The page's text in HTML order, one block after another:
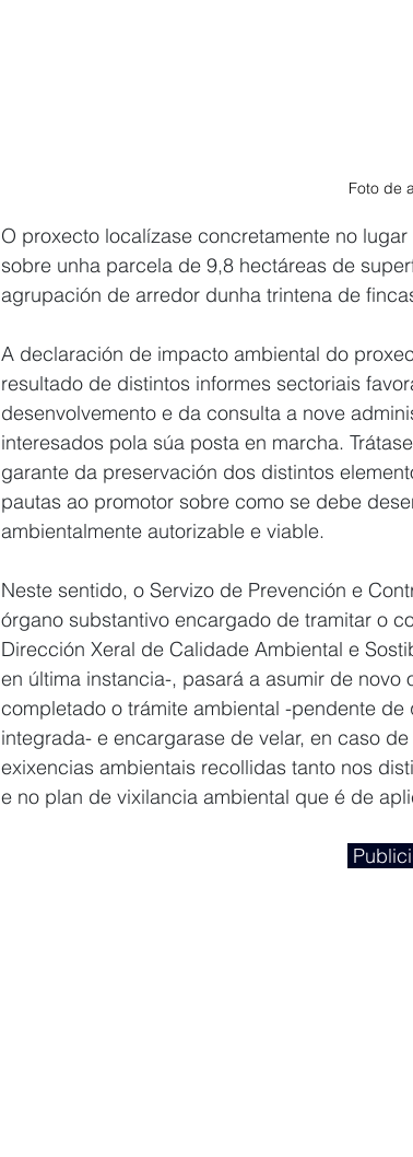
Foto de
O proxecto localízase concretamente no
sobre unha parcela de 9,8 hectáreas de
agrupación de arredor dunha trintena de
A declaración de impacto ambiental do
resultado de distintos informes sectoriais
desenvolvemento e da consulta a nove
interesados pola súa posta en marcha.
garante da preservación dos distintos
pautas ao promotor sobre como se debe
ambientalmente autorizable e viable.
Neste sentido, o Servizo de Prevención e
órgano substantivo encargado de tramitar o
Dirección Xeral de Calidade Ambiental e
en última instancia-, pasará a asumir de novo
completado o trámite ambiental -pendente
integrada- e encargarase de velar, en caso
exixencias ambientais recollidas tanto nos
e no plan de vixilancia ambiental que é de